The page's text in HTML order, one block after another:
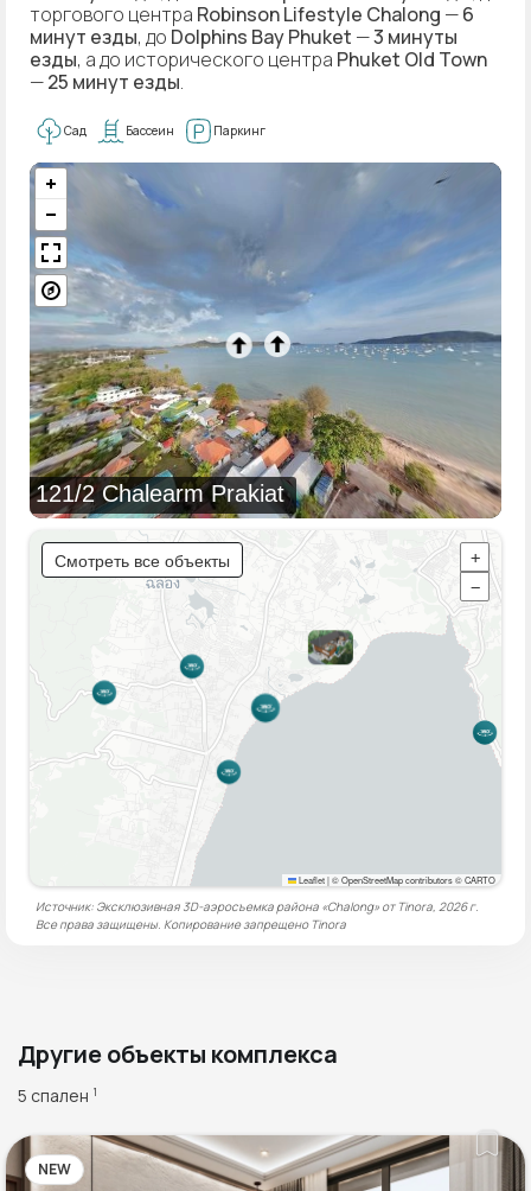
торгового центра Robinson Lifestyle Chalong —6
минут езды, до Dolphins Bay Phuket —3 минуты
езды, а до исторического центра Phuket Old Town
—25 минут езды.
Сад Бассеин Паркинг
121/2 Chalearm Prakiat
Смотреть все объекты
+
−
Leaflet|© OpenStreetMap contributors © CARTO
Источник: Эксклюзивная 3D-аэросъемка района «Chalong» от Tinora, 2026 г.
Все права защищены. Копирование запрещено Tinora
Другие объекты комплекса
5 спален 1
NEW